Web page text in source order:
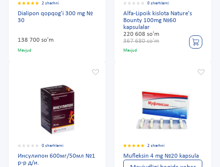
2 sharhni
Dialipon qopqog'i 300 mg №
30
138 700 so'm
Mavjud
0 sharhlarni
Alfa-Lipoik kislota Nature's
Bounty 100mg №60
kapsulalar
220 608 so'm
367 680 so'm
Mavjud
0 sharhlarni
Инсулипон 600мг/50мл №1
р-р д/и.
2 sharhni
Mufleksin 4 mg №20 kapsula